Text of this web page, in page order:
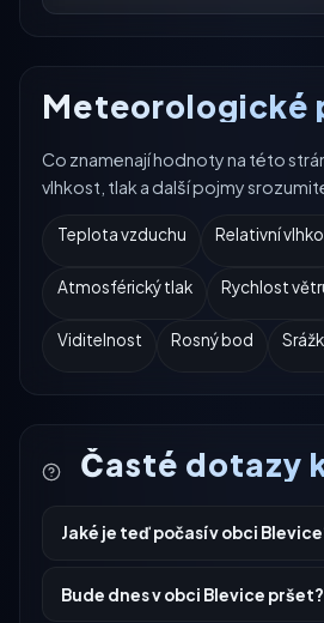
Meteorologické
Co znamenají hodnoty na této
vlhkost, tlak a další pojmy
Teplota vzduchu Relativní
Atmosférický tlak Rychlost
Viditelnost Rosný bod
Časté dotazy
Jaké je teď počasí v obci
Bude dnes v obci Blevice pršet?